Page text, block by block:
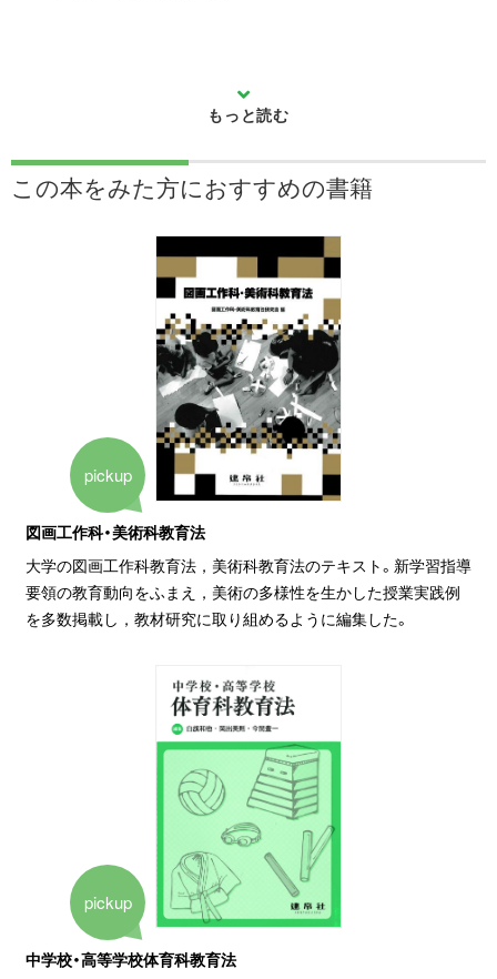
この本をみた方におすすめの書籍
pickup
図画工作科・美術科教育法
大学の図画工作科教育法，美術科教育法のテキスト。新学習指導
要領の教育動向をふまえ，美術の多様性を生かした授業実践例
を多数掲載し，教材研究に取り組めるように編集した。
pickup
中学校・高等学校体育科教育法